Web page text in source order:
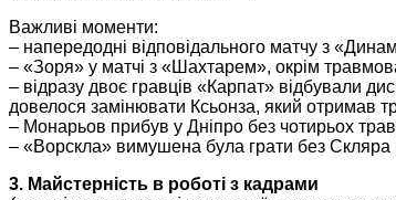
Важливі моменти:
– напередодні відповідального матчу з
– «Зоря» у матчі з «Шахтарем», окрім
– відразу двоє гравців «Карпат» відбували
довелося замінювати Ксьонза, який отримав
– Монарьов прибув у Дніпро без чотирьох
– «Ворскла» вимушена була грати без Скляра
3. Майстерність в роботі з кадрами